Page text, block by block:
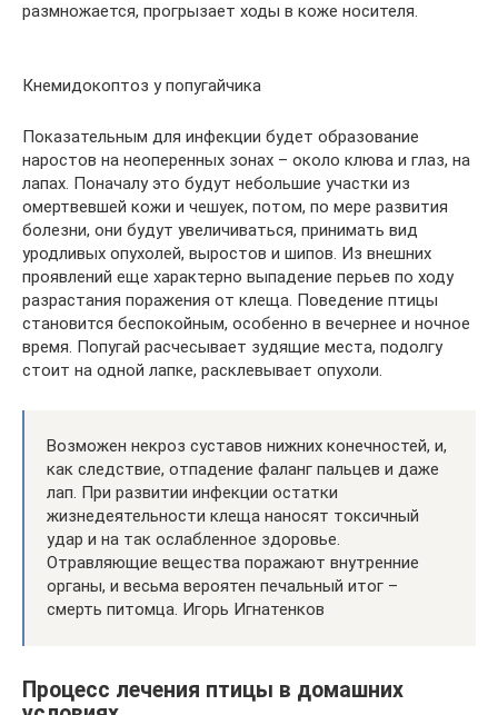
размножается, прогрызает ходы в коже носителя.
Кнемидокоптоз у попугайчика
Показательным для инфекции будет образование
наростов на неоперенных зонах – около клюва и глаз, на
лапах. Поначалу это будут небольшие участки из
омертвевшей кожи и чешуек, потом, по мере развития
болезни, они будут увеличиваться, принимать вид
уродливых опухолей, выростов и шипов. Из внешних
проявлений еще характерно выпадение перьев по ходу
разрастания поражения от клеща. Поведение птицы
становится беспокойным, особенно в вечернее и ночное
время. Попугай расчесывает зудящие места, подолгу
стоит на одной лапке, расклевывает опухоли.
Возможен некроз суставов нижних конечностей, и,
как следствие, отпадение фаланг пальцев и даже
лап. При развитии инфекции остатки
жизнедеятельности клеща наносят токсичный
удар и на так ослабленное здоровье.
Отравляющие вещества поражают внутренние
органы, и весьма вероятен печальный итог –
смерть питомца. Игорь Игнатенков
Процесс лечения птицы в домашних